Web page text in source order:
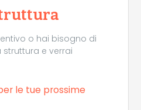
vista sul mare.
o hai bisogno di
struttura e verrai
le tue prossime